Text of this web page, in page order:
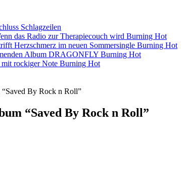
Schlagzeilen
das Radio zur Therapiecouch wird Burning Hot
Herzschmerz im neuen Sommersingle Burning Hot
Album DRAGONFLY Burning Hot
rockiger Note Burning Hot
By Rock n Roll”
“Saved By Rock n Roll”